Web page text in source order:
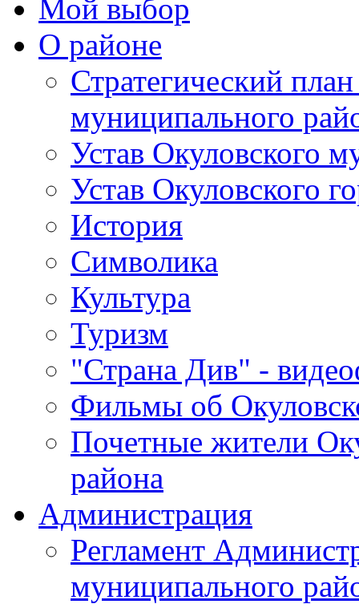
Мой выбор
О районе
Стратегический
муниципального
Устав Окуловского
Устав Окуловского
История
Символика
Культура
Туризм
"Страна Див" -
Фильмы об
Почетные жители
района
Администрация
Регламент
муниципального